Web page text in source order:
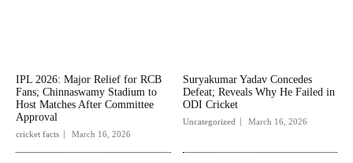
IPL 2026: Major Relief for RCB
Fans; Chinnaswamy Stadium to
Host Matches After Committee
Approval
cricket facts March 16, 2026
Suryakumar Yadav Concedes
Defeat; Reveals Why He Failed in
ODI Cricket
Uncategorized March 16, 2026